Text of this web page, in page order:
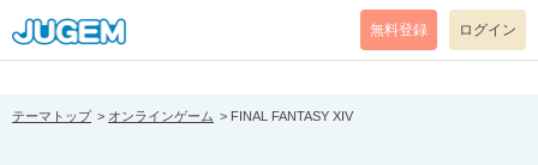
[pear_error: message="Success" code=0 mode=return level=notice
prefix="" info=""]
無料登録 ログイン
テーマトップ オンラインゲーム FINAL FANTASY XIV